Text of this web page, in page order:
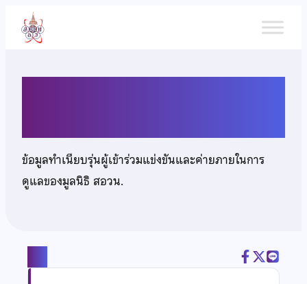
เนื้อหา
ข้อมูลทำเนียบรุ่นผู้เข้าร่วมแข่งขันและค่ายภายในการ
ดูแลของมูลนิธิ สอวน.